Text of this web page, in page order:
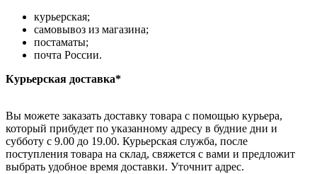
курьерская;
самовывоз из магазина;
постаматы;
почта России.
Курьерская доставка*
Вы можете заказать доставку товара с помощью курьера,
который прибудет по указанному адресу в будние дни и
субботу с 9.00 до 19.00. Курьерская служба, после
поступления товара на склад, свяжется с вами и предложит
выбрать удобное время доставки. Уточнит адрес.